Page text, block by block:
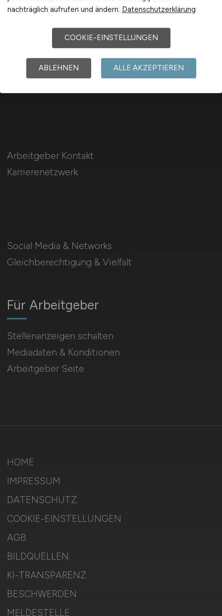
Für Arbeitnehmer
Flughafen Jobs suchen
Jobfinder
Arbeitnehmer Registrierung
Social Media & Networks
Gleichberechtigung & Vielfalt
Für Arbeitgeber
Stellenanzeigen schalten
Mediadaten & Konditionen
Arbeitgeber Seite
Arbeitgeber Kontakt
Karrierenetzwerk
HOME
IMPRESSUM
DATENSCHUTZ
COOKIE-EINSTELLUNGEN
AGB
BILDQUELLEN
KI-TRANSPARENZ
BESCHWERDEN
MELDESTELLE
nachträglich aufrufen und ändern. Datenschutzerklärung
COOKIE-EINSTELLUNGEN
ABLEHNEN ALLE AKZEPTIEREN